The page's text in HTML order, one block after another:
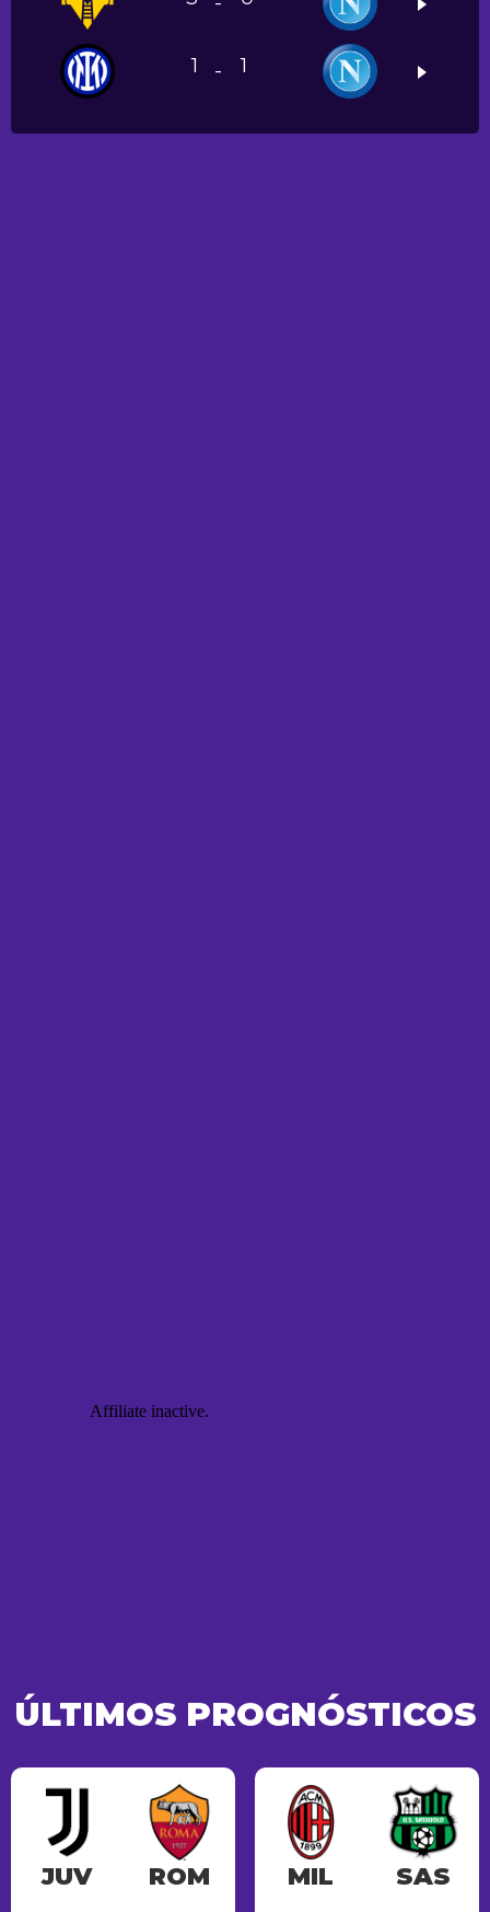
1 - 1
ÚLTIMOS PROGNÓSTICOS
JUV ROM MIL SAS